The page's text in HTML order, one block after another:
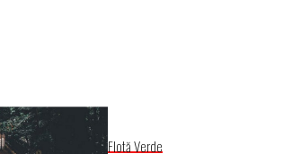
Flotă Verde